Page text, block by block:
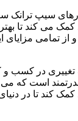
سیپ
می کند تا
از تمامی مزایای
در کسب و
است که می
کند تا در